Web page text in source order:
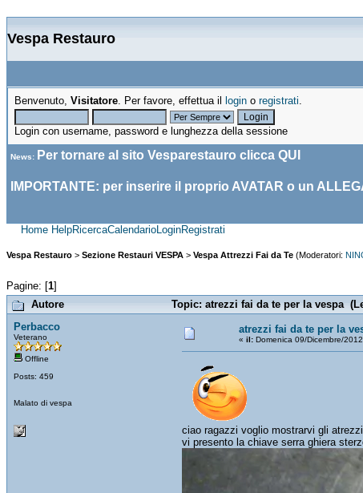
Vespa Restauro
Benvenuto, Visitatore. Per favore, effettua il login o registrati.
Login con username, password e lunghezza della sessione
News: Per tornare al sito Vesparestauro clicca QUI
IMPORTANTE: per inserire il proprio AVATAR o un
Home HelpRicercaCalendarioLoginRegistrati
Vespa Restauro > Sezione Restauri VESPA > Vespa Attrezzi Fai da Te (Moderatori:
Pagine: [1]
Autore
Topic: atrezzi fai da te per la vespa
Perbacco
Veterano
Offline
Posts: 459
Malato di vespa
atrezzi fai da te per la
« il: Domenica 09/Dicembre/
ciao ragazzi voglio mostrarvi gli
vi presento la chiave serra ghiera